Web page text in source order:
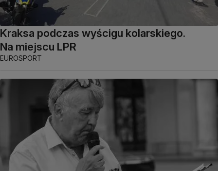
Kraksa podczas wyścigu kolarskiego.
Na miejscu LPR
EUROSPORT